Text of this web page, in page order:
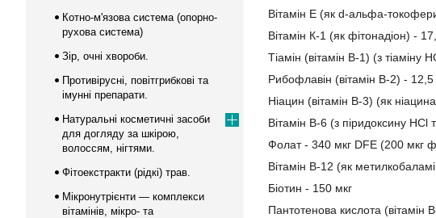
Вітамін Е (як d-альфа-
Вітамін К-1 (як фітонадіон) -
Тіамін (вітамін B-1) (з тіаміну
Рибофлавін (вітамін B-2) - 12,5
Ніацин (вітамін B-3) (як
Вітамін B-6 (з піридоксину
Фолат - 340 мкг DFE (200 мкг
Вітамін B-12 (як
Біотин - 150 мкг
Пантотенова кислота (вітамін
Котно-м'язова система (опорно-
рухова система)
Зір, очні хвороби.
Противірусні, повітгрибкові та
імунні препарати.
Натуральні косметичні засоби
для догляду за шкірою,
волоссям, нігтями.
Фітоекстракти (рідкі) трав.
Мікронутрієнти — комплекси
вітамінів, мікро- та